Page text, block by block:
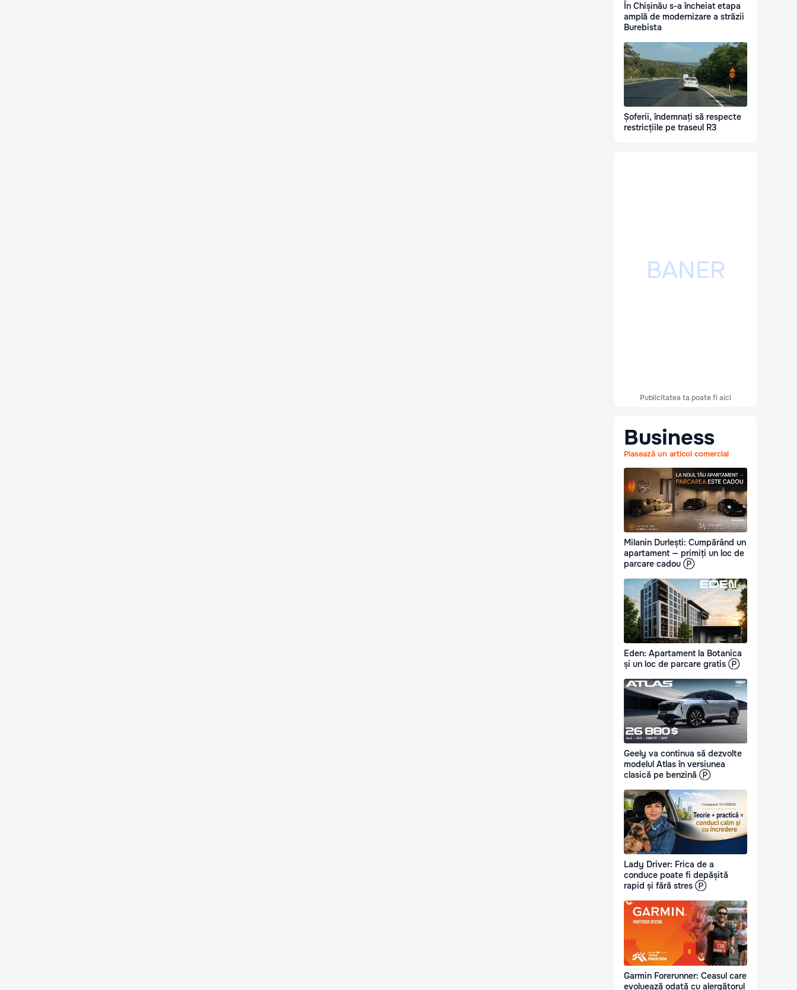
În Chișinău s-a încheiat etapa
amplă de modernizare a străzii
Burebista
Șoferii, îndemnați să respecte
restricțiile pe traseul R3
Publicitatea ta poate fi aici
Business
Plasează un articol comercial
Milanin Durlești: Cumpărând un
apartament — primiți un loc de
parcare cadou Ⓟ
Eden: Apartament la Botanica
și un loc de parcare gratis Ⓟ
Geely va continua să dezvolte
modelul Atlas în versiunea
clasică pe benzină Ⓟ
Lady Driver: Frica de a
conduce poate fi depășită
rapid și fără stres Ⓟ
Garmin Forerunner: Ceasul care
evoluează odată cu alergătorul